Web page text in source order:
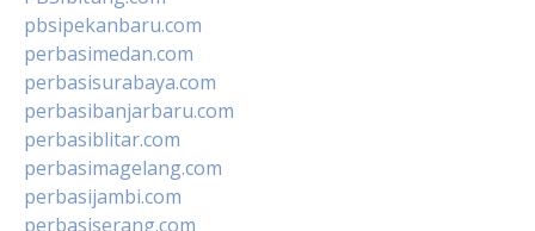
pbsipekanbaru.com
perbasimedan.com
perbasisurabaya.com
perbasibanjarbaru.com
perbasiblitar.com
perbasimagelang.com
perbasijambi.com
perbasiserang.com